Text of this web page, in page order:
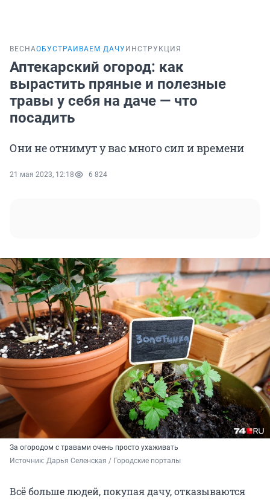
ВЕСНАОБУСТРАИВАЕМ ДАЧУ ИНСТРУКЦИЯ
Аптекарский огород: как
вырастить пряные и полезные
травы у себя на даче — что
посадить
Они не отнимут у вас много сил и времени
21 мая 2023, 12:18 6 824
За огородом с травами очень просто ухаживать
Источник: Дарья Селенская / Городские порталы
Всё больше людей, покупая дачу, отказываются